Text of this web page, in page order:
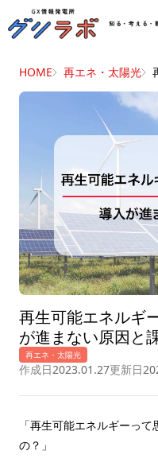
HOME 再エネ・太陽光
再エネ・太陽光
作成日2023.01.27更新日
再生可能エネルギ
が進まない原因と
「再生可能エネルギーっ
の？」